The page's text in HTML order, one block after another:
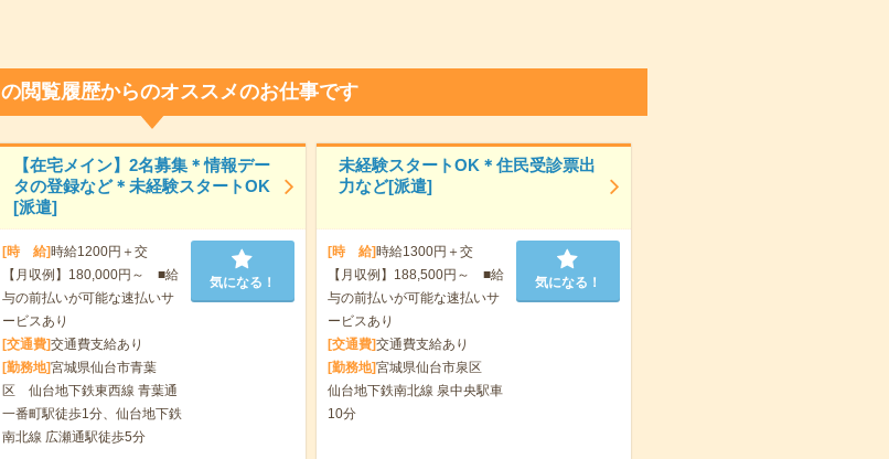
の閲覧履歴からのオススメのお仕事です
【在宅メイン】2名募集＊情報デー
タの登録など＊未経験スタートOK
[派遣]
[時 給]時給1200円＋交
【月収例】180,000円～ ■給
与の前払いが可能な速払いサ
ービスあり
[交通費]交通費支給あり
[勤務地]宮城県仙台市青葉
区 仙台地下鉄東西線 青葉通
一番町駅徒歩1分、仙台地下鉄
南北線 広瀬通駅徒歩5分
気になる！
未経験スタートOK＊住民受診票出
力など[派遣]
[時 給]時給1300円＋交
【月収例】188,500円～ ■給
与の前払いが可能な速払いサ
ービスあり
[交通費]交通費支給あり
[勤務地]宮城県仙台市泉区
仙台地下鉄南北線 泉中央駅車
10分
気になる！